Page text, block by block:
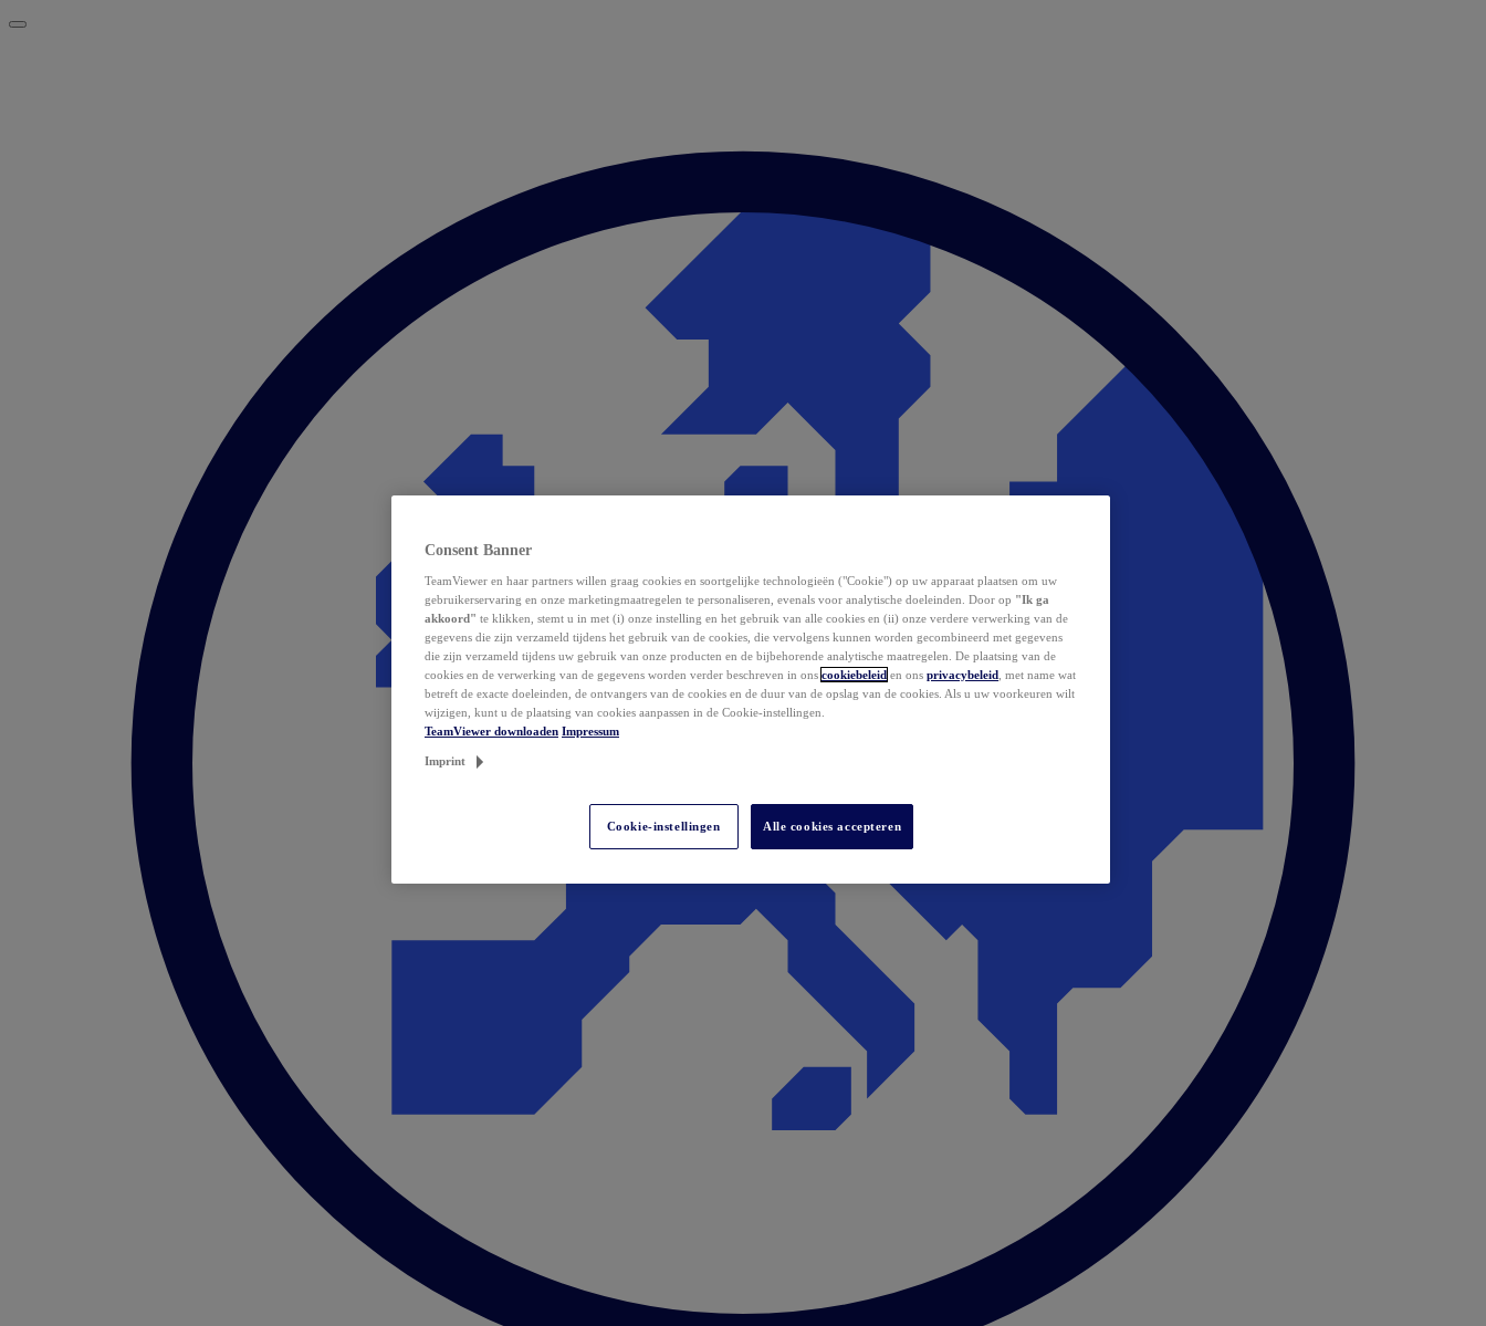
Consent Banner
TeamViewer en haar partners willen graag cookies en soortgelijke technologieën ("Cookie") op uw apparaat plaatsen om uw
gebruikerservaring en onze marketingmaatregelen te personaliseren, evenals voor analytische doeleinden. Door op "Ik ga
akkoord" te klikken, stemt u in met (i) onze instelling en het gebruik van alle cookies en (ii) onze verdere verwerking van de
gegevens die zijn verzameld tijdens het gebruik van de cookies, die vervolgens kunnen worden gecombineerd met gegevens
die zijn verzameld tijdens uw gebruik van onze producten en de bijbehorende analytische maatregelen. De plaatsing van de
cookies en de verwerking van de gegevens worden verder beschreven in ons cookiebeleid en ons privacybeleid , met name wat
betreft de exacte doeleinden, de ontvangers van de cookies en de duur van de opslag van de cookies. Als u uw voorkeuren wilt
wijzigen, kunt u de plaatsing van cookies aanpassen in de Cookie-instellingen.
TeamViewer downloaden Impressum
Imprint
Cookie-instellingen Alle cookies accepteren